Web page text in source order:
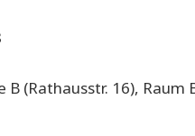
(Rathausstr. 16), Raum